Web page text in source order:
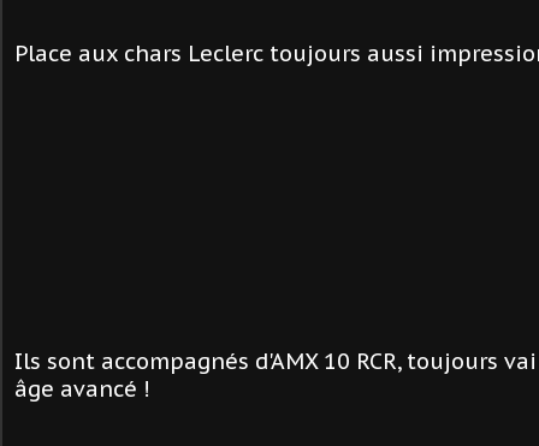
Place aux chars Leclerc toujours aussi
Ils sont accompagnés d'AMX 10 RCR, toujours
âge avancé !